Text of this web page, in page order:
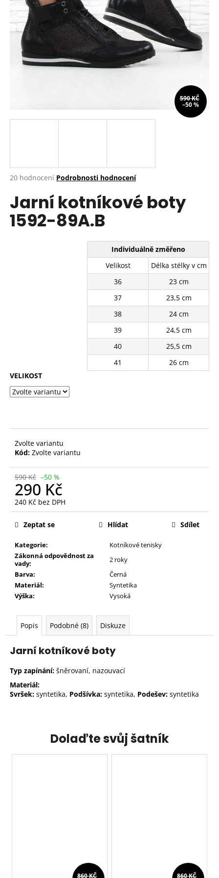
Průměrné
produktu
je
4,8
20 hodnocení Podrobnosti hodnocení
Jarní kotníkové boty
1592-89A.B
Individuálně změřeno
Velikost
Délka stélky v cm
36
23 cm
37
23,5 cm
38
24 cm
39
24,5 cm
40
25,5 cm
41
26 cm
VELIKOST
Zvolte variantu
Kód: Zvolte variantu
590 Kč –50 %
290 Kč
240 Kč bez DPH
Měrná
Kategorie:
Kotníkové tenisky
Zákonná odpovědnost za
vady:
2 roky
Barva:
Černá
Materiál:
Syntetika
Výška:
Vysoká
Zeptat se Hlídat Sdílet
590 KČ
–50 %
Popis Podobné (8) Diskuze
Jarní kotníkové boty
Typ zapínání: šněrovaní, nazouvací
Materiál:
Svršek: syntetika, Podšívka: syntetika, Podešev: syntetika
Dolaďte svůj šatník
860 KČ 860 KČ
a
j
í
o
p
u
č
490
Kč